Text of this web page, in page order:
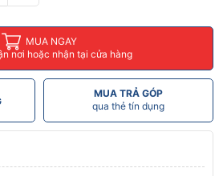
MUA NGAY
nơi hoặc nhận tại cửa hàng
MUA TRẢ GÓP
qua thẻ tín dụng